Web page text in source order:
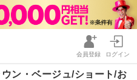
会員登録 ログイン
ン・ベージュ/ショート/お